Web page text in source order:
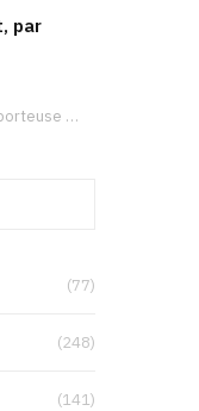
par
Francesca Albanese, rapporteuse spéciale de l’ONU sur les territoires palestiniens occupés, était à Tunis pour…
(77)
(248)
(141)